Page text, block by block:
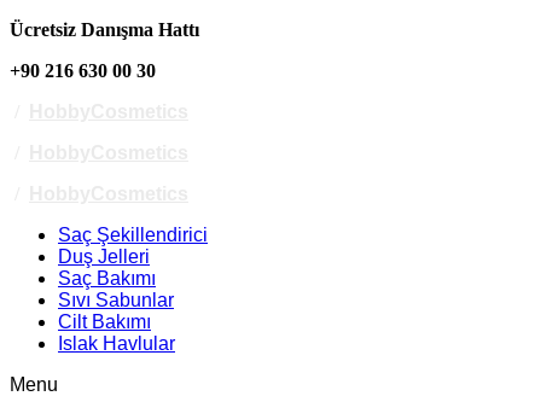
Ücretsiz Danışma Hattı
+90 216 630 00 30
Saç Şekillendirici
Duş Jelleri
Saç Bakımı
Sıvı Sabunlar
Cilt Bakımı
Islak Havlular
Menu